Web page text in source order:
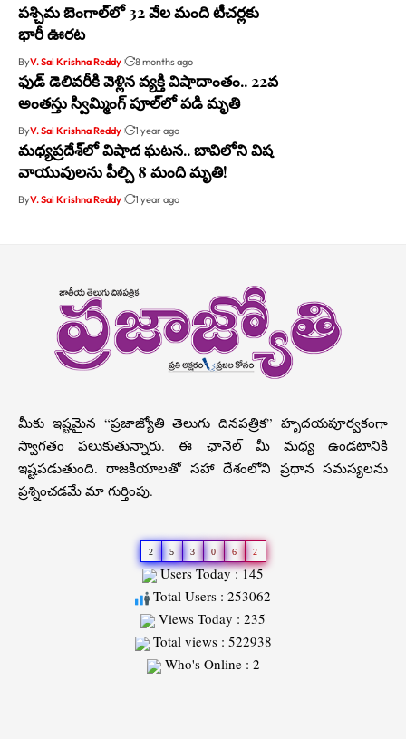
పశ్చిమ బెంగాల్‌లో 32 వేల మంది టీచర్లకు
భారీ ఊరట
ByV. Sai Krishna Reddy 8 months ago
ఫుడ్ డెలివరీకి వెళ్లిన వ్యక్తి విషాదాంతం.. 22వ
అంతస్తు స్విమ్మింగ్ పూల్‌లో పడి మృతి
ByV. Sai Krishna Reddy 1 year ago
మ‌ధ్య‌ప్ర‌దేశ్‌లో విషాద ఘ‌ట‌న‌.. బావిలోని విష
వాయువుల‌ను పీల్చి 8 మంది మృతి!
ByV. Sai Krishna Reddy 1 year ago
మీకు ఇష్టమైన “ప్రజాజ్యోతి తెలుగు దినపత్రిక” హృదయపూర్వకంగా
స్వాగతం పలుకుతున్నారు. ఈ ఛానెల్ మీ మధ్య ఉండటానికి
ఇష్టపడుతుంది. రాజకీయాలతో సహా దేశంలోని ప్రధాన సమస్యలను
ప్రశ్నించడమే మా గుర్తింపు.
2 5 3 0 6 2
Users Today : 145
Total Users : 253062
Views Today : 235
Total views : 522938
Who's Online : 2